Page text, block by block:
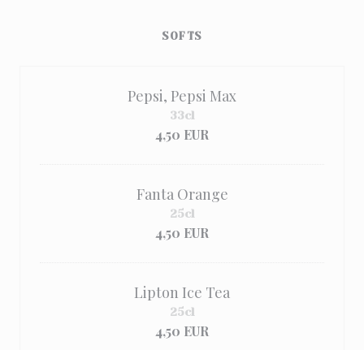
SOFTS
Pepsi, Pepsi Max
4,50 EUR
33cl
Fanta Orange
4,50 EUR
25cl
Lipton Ice Tea
4,50 EUR
25cl